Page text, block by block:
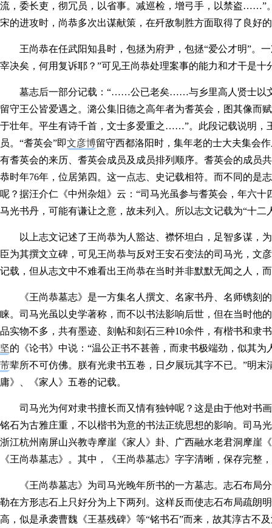
流，委长吏，彻冗员，以省事。减巡检，增弓手，以禁盗……”
宋的进攻时，尚恭多次出谋献策，在歼敌制胜方面取得了良好
王尚恭在任武阳知县时，包拯为府尹，包拯“爱公才明”。
宰决矣，何用复诉耶？”可见王尚恭处理案事的能力和才干是
墓志后一部分记载：“……公已老矣……与乡里高人贤士以
留守王公皆爱遇之。潞公集旧德之高年者为耆英会，图其像而
于壮年。平生有诗千首，文士多爱重之……”。此段记载说明，
员。“耆英会”即文彦博留守西都洛阳时，集年老的士大夫集会
有耆英会的来历、耆英会成员及成员排列顺序。耆英会的成员
恭时年76年，位居第四。这一点志、史记载相符。而不同的是
呢？据汪介仁《中州杂俎》云：“司马光虽参与耆英会，年六
马光书丹，可能有谦让之意，故未列入。所以志文记载为“十二
以上志文记述了王尚恭为人豁达、襟怀坦白，足智多谋，
臣为其撰文立碑，可见王尚恭与反对王安石变法的司马光，文
记载，但从志文中不难看出王尚恭在当时并非默默无闻之人，
《王尚恭墓志》是一方集名人撰文、名家书丹、名师镌
睐。司马光虽以史学著称，而不以书法影响后世，但在当时他
品实物不多，共有墨迹、刻帖和刻石三种10余件，有楷书和隶
坚的《论书》中说：“温公正书不甚善，而隶书极端劲，似其
芾辈所不可仿佛。朕有光隶书五卷，日夕展玩其字不已。”明末
庸》、《家人》五卷的记载。
司马光为何对隶书擅长而又情有独钟呢？这是由于他对书
铭石为古雅庄重，不以楷书为意的书法正统思想的影响。司马
浙江杭州南屏山兴教寺摩崖《家人》卦、广西融水老君洞摩崖
《王尚恭墓志》。其中，《王尚恭墓志》字字清晰，保存完整
《王尚恭墓志》为司马光晚年所书的一方墓志。志石布
勒在方形志石上只好分为上下两列。这样反而使志石布局疏朗
高，似是承袭曹魏《王基残碑》等“铭书石”而来，故其淳古不